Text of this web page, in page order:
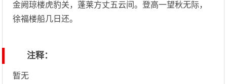
金阙琼楼虎豹关，蓬莱方丈五云间。登高一望秋无际，
徐福楼船几日还。
注释：
暂无